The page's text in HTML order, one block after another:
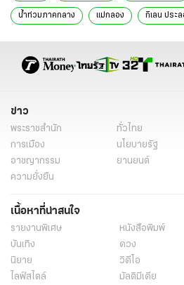
น้ำท่วมภาคกลาง แม่กลอง กิเลน ประล
ข่าว
พระราชสำนัก ทั่วไทย
การเมือง
นโยบายรัฐ
อาชญากรรม
ยานยนต์
ความยั่งยืน
เนื้อหาที่น่าสนใจ
รายงานพิเศษ หนังสือพิมพ์
บันเทิง
ดวง
นิยาย
วิดีโอ
ไลฟ์สไตล์
มัลติมีเดีย